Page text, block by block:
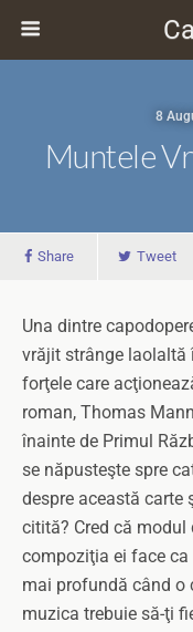
8
Muntele
Share Tweet
Una dintre
vrăjit strânge laolaltă
forţele care
roman, Thomas
înainte de Primul
se năpusteşte spre
despre această carte
citită? Cred că modul
compoziţia ei face
mai profundă când o
muzica trebuie să-ţi